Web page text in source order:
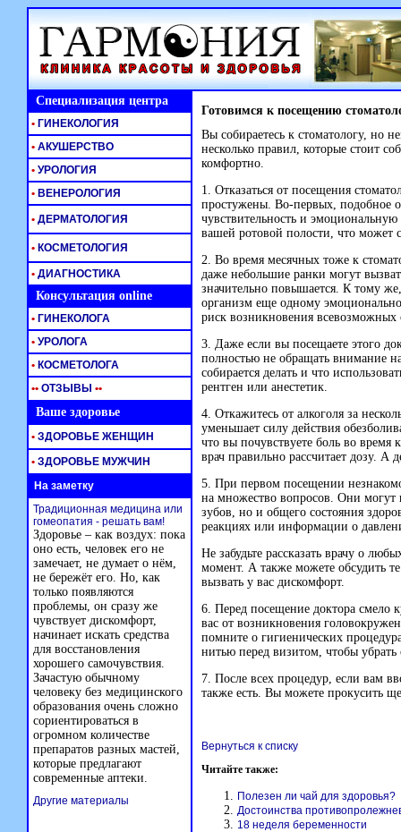
Специализация центра Готовимся к посещению
Вы собираетесь к стоматологу, но
несколько правил, которые стоит
комфортно.
1. Отказаться от посещения
простужены. Во-первых, подобное
чувствительность и
вашей ротовой полости, что может
2. Во время месячных тоже к
даже небольшие ранки могут
значительно повышается. К тому
организм еще одному
риск возникновения
3. Даже если вы посещаете этого
полностью не обращать внимание
собирается делать и что
рентген или анестетик.
4. Откажитесь от алкоголя за
уменьшает силу действия
что вы почувствуете боль во время
врач правильно рассчитает дозу. А
5. При первом посещении
на множество вопросов. Они могут
зубов, но и общего состояния
реакциях или информации о
Не забудьте рассказать врачу о
момент. А также можете обсудить
вызвать у вас дискомфорт.
6. Перед посещение доктора смело
вас от возникновения
помните о гигиенических
нитью перед визитом, чтобы
7. После всех процедур, если вам
также есть. Вы можете прокусить
Вернуться к списку
Читайте также:
Полезен ли чай для здоровья?
Достоинства
18 неделя беременности
• ГИНЕКОЛОГИЯ
• АКУШЕРСТВО
• УРОЛОГИЯ
• ВЕНЕРОЛОГИЯ
• ДЕРМАТОЛОГИЯ
• КОСМЕТОЛОГИЯ
• ДИАГНОСТИКА
Консультация online
• ГИНЕКОЛОГА
• УРОЛОГА
• КОСМЕТОЛОГА
•• ОТЗЫВЫ ••
Ваше здоровье
• ЗДОРОВЬЕ ЖЕНЩИН
• ЗДОРОВЬЕ МУЖЧИН
На заметку
Традиционная медицина или
гомеопатия - решать вам!
Здоровье – как воздух: пока
оно есть, человек его не
замечает, не думает о нём,
не бережёт его. Но, как
только появляются
проблемы, он сразу же
чувствует дискомфорт,
начинает искать средства
для восстановления
хорошего самочувствия.
Зачастую обычному
человеку без медицинского
образования очень сложно
сориентироваться в
огромном количестве
препаратов разных мастей,
которые предлагают
современные аптеки.
Другие материалы